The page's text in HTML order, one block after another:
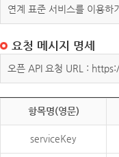
연계 표준 서비스를 이용
요청 메시지 명세
오픈 API 요청 URL :
항목명(영문)
serviceKey